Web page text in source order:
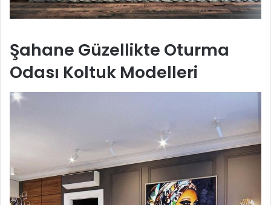
Şahane Güzellikte Oturma
Odası Koltuk Modelleri